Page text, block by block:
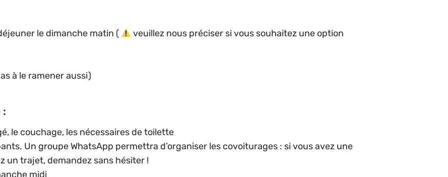
le dimanche matin (
veuillez nous préciser si vous souhaitez une option
à le ramener aussi)
:
le couchage, les nécessaires de toilette
Un groupe WhatsApp permettra d’organiser les covoiturages : si vous avez une
un trajet, demandez sans hésiter !
midi